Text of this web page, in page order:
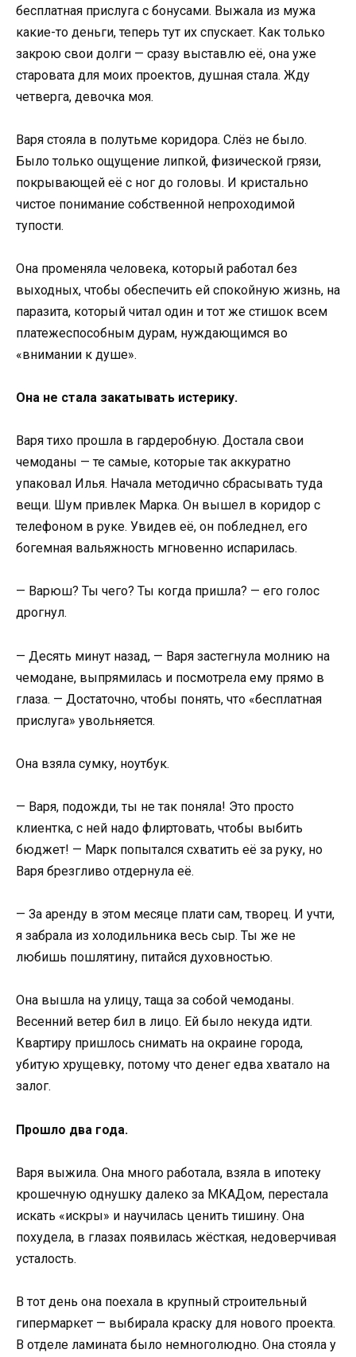
бесплатная прислуга с бонусами. Выжала из мужа
какие-то деньги, теперь тут их спускает. Как только
закрою свои долги — сразу выставлю её, она уже
старовата для моих проектов, душная стала. Жду
четверга, девочка моя.
Варя стояла в полутьме коридора. Слёз не было.
Было только ощущение липкой, физической грязи,
покрывающей её с ног до головы. И кристально
чистое понимание собственной непроходимой
тупости.
Она променяла человека, который работал без
выходных, чтобы обеспечить ей спокойную жизнь, на
паразита, который читал один и тот же стишок всем
платежеспособным дурам, нуждающимся во
«внимании к душе».
Она не стала закатывать истерику.
Варя тихо прошла в гардеробную. Достала свои
чемоданы — те самые, которые так аккуратно
упаковал Илья. Начала методично сбрасывать туда
вещи. Шум привлек Марка. Он вышел в коридор с
телефоном в руке. Увидев её, он побледнел, его
богемная вальяжность мгновенно испарилась.
— Варюш? Ты чего? Ты когда пришла? — его голос
дрогнул.
— Десять минут назад, — Варя застегнула молнию на
чемодане, выпрямилась и посмотрела ему прямо в
глаза. — Достаточно, чтобы понять, что «бесплатная
прислуга» увольняется.
Она взяла сумку, ноутбук.
— Варя, подожди, ты не так поняла! Это просто
клиентка, с ней надо флиртовать, чтобы выбить
бюджет! — Марк попытался схватить её за руку, но
Варя брезгливо отдернула её.
— За аренду в этом месяце плати сам, творец. И учти,
я забрала из холодильника весь сыр. Ты же не
любишь пошлятину, питайся духовностью.
Она вышла на улицу, таща за собой чемоданы.
Весенний ветер бил в лицо. Ей было некуда идти.
Квартиру пришлось снимать на окраине города,
убитую хрущевку, потому что денег едва хватало на
залог.
Прошло два года.
Варя выжила. Она много работала, взяла в ипотеку
крошечную однушку далеко за МКАДом, перестала
искать «искры» и научилась ценить тишину. Она
похудела, в глазах появилась жёсткая, недоверчивая
усталость.
В тот день она поехала в крупный строительный
гипермаркет — выбирала краску для нового проекта.
В отделе ламината было немноголюдно. Она стояла у